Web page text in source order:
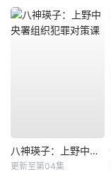
八神瑛子：上野中央署组织犯罪对策课
更新至第04集